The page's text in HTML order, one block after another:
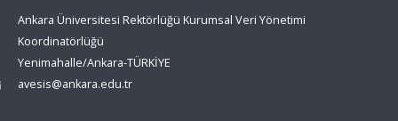
Ankara Üniversitesi Rektörlüğü Kurumsal Veri Yönetimi
Koordinatörlüğü
Yenimahalle/Ankara-TÜRKİYE
avesis@ankara.edu.tr